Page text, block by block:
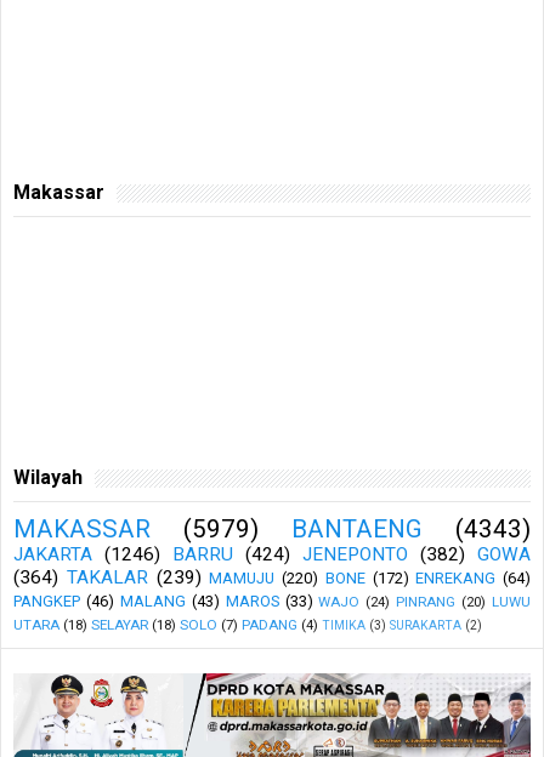
Makassar
Wilayah
MAKASSAR (5979) BANTAENG (4343)
JAKARTA (1246) BARRU (424) JENEPONTO (382)
GOWA
(364) TAKALAR (239) MAMUJU (220) BONE (172) ENREKANG (64)
PANGKEP (46) MALANG (43) MAROS (33) WAJO (24) PINRANG (20) LUWU
UTARA (18) SELAYAR (18) SOLO (7) PADANG (4) TIMIKA (3) SURAKARTA (2)